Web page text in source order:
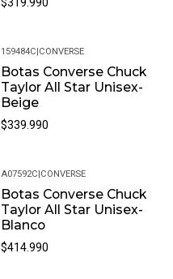
159484C|CONVERSE
Botas Converse Chuck
Taylor All Star Unisex-
Beige
$339.990
A07592C|CONVERSE
Botas Converse Chuck
Taylor All Star Unisex-
Blanco
$414.990